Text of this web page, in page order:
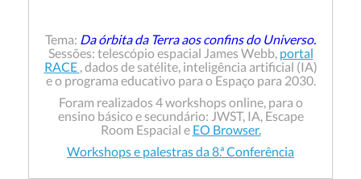
Tema: Da órbita da Terra aos confins do Universo.
Sessões: telescópio espacial James Webb, portal
RACE , dados de satélite, inteligência artificial (IA)
e o programa educativo para o Espaço para 2030.
Foram realizados 4 workshops online, para o
ensino básico e secundário: JWST, IA, Escape
Room Espacial e EO Browser.
Workshops e palestras da 8.ª Conferência